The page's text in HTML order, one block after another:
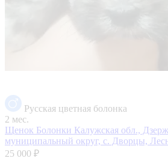
Русская цветная болонка
2 мес.
Щенок Болонки Калужская обл.,
муниципальный округ, с. Дворцы,
25 000 ₽